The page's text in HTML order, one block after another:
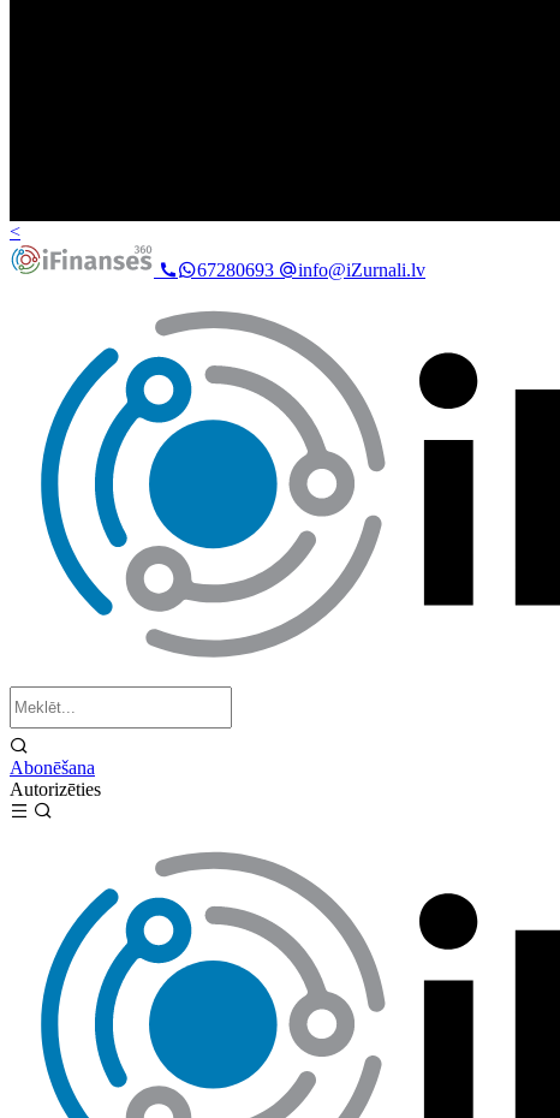
<
67280693
info@iZurnali.lv
Abonēšana
Autorizēties